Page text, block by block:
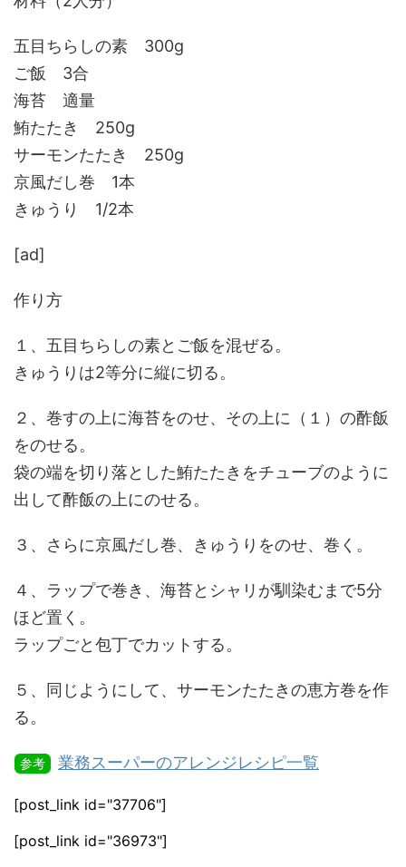
五目ちらしの素 300g
ご飯 3合
海苔 適量
鮪たたき 250g
サーモンたたき 250g
京風だし巻 1本
きゅうり 1/2本
[ad]
作り方
１、五目ちらしの素とご飯を混ぜる。
きゅうりは2等分に縦に切る。
２、巻すの上に海苔をのせ、その上に（１）の酢飯
をのせる。
袋の端を切り落とした鮪たたきをチューブのように
出して酢飯の上にのせる。
３、さらに京風だし巻、きゅうりをのせ、巻く。
４、ラップで巻き、海苔とシャリが馴染むまで5分
ほど置く。
ラップごと包丁でカットする。
５、同じようにして、サーモンたたきの恵方巻を作
る。
参考 業務スーパーのアレンジレシピ一覧
[post_link id="37706"]
[post_link id="36973"]